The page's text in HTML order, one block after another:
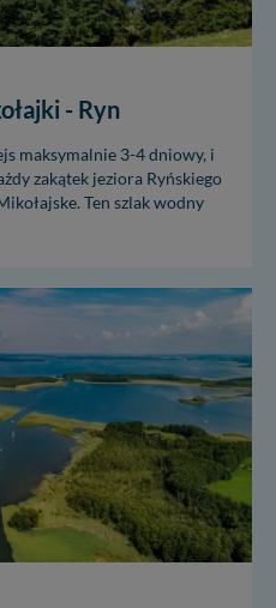
- Ryn
maksymalnie 3-4 dniowy, i
zakątek jeziora Ryńskiego
Ten szlak wodny